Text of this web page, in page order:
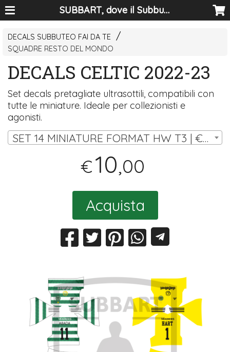
SUBBART, dove il Subbuteo diventa arte
DECALS SUBBUTEO FAI DA TE
SQUADRE RESTO DEL MONDO
DECALS CELTIC 2022-23
Set decals pretagliate ultrasottili, compatibili con
tutte le miniature. Ideale per collezionisti e
agonisti.
SET 14 MINIATURE FORMAT HW T3 | € 10,00
€10,00
Acquista